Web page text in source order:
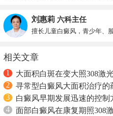
刘惠莉 六科主任
擅长儿童白癜风，青少年、
相关文章
1
大面积白斑在变大照308激
2
寻常型白癜风大面积治疗的
3
白癜风早期发展迅速的控制
4
面部白癜风在康复期照308